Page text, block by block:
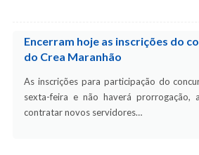
Encerram hoje as inscrições do
do Crea Maranhão
As inscrições para participação do
sexta-feira e não haverá prorrogação,
contratar novos servidores…